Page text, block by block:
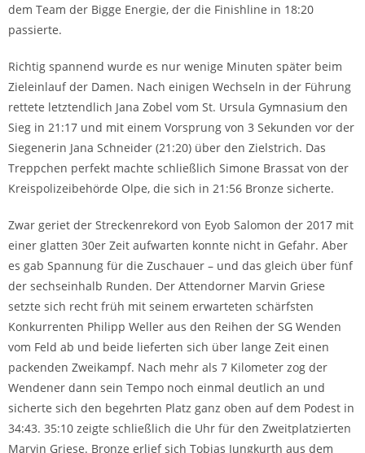
dem Team der Bigge Energie, der die Finishline in 18:20
passierte.
Richtig spannend wurde es nur wenige Minuten später beim
Zieleinlauf der Damen. Nach einigen Wechseln in der Führung
rettete letztendlich Jana Zobel vom St. Ursula Gymnasium den
Sieg in 21:17 und mit einem Vorsprung von 3 Sekunden vor der
Siegenerin Jana Schneider (21:20) über den Zielstrich. Das
Treppchen perfekt machte schließlich Simone Brassat von der
Kreispolizeibehörde Olpe, die sich in 21:56 Bronze sicherte.
Zwar geriet der Streckenrekord von Eyob Salomon der 2017 mit
einer glatten 30er Zeit aufwarten konnte nicht in Gefahr. Aber
es gab Spannung für die Zuschauer – und das gleich über fünf
der sechseinhalb Runden. Der Attendorner Marvin Griese
setzte sich recht früh mit seinem erwarteten schärfsten
Konkurrenten Philipp Weller aus den Reihen der SG Wenden
vom Feld ab und beide lieferten sich über lange Zeit einen
packenden Zweikampf. Nach mehr als 7 Kilometer zog der
Wendener dann sein Tempo noch einmal deutlich an und
sicherte sich den begehrten Platz ganz oben auf dem Podest in
34:43. 35:10 zeigte schließlich die Uhr für den Zweitplatzierten
Marvin Griese. Bronze erlief sich Tobias Jungkurth aus dem